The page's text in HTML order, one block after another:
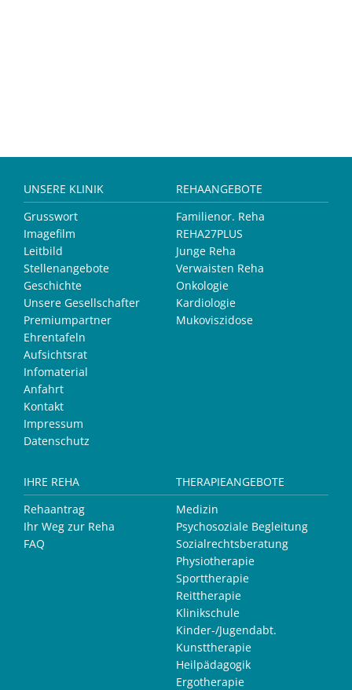
UNSERE KLINIK
Grusswort
Imagefilm
Leitbild
Stellenangebote
Geschichte
Unsere Gesellschafter
Premiumpartner
Ehrentafeln
Aufsichtsrat
Infomaterial
Anfahrt
Kontakt
Impressum
Datenschutz
REHAANGEBOTE
Familienor. Reha
REHA27PLUS
Junge Reha
Verwaisten Reha
Onkologie
Kardiologie
Mukoviszidose
IHRE REHA
Rehaantrag
Ihr Weg zur Reha
FAQ
THERAPIEANGEBOTE
Medizin
Psychosoziale Begleitung
Sozialrechtsberatung
Physiotherapie
Sporttherapie
Reittherapie
Klinikschule
Kinder-/Jugendabt.
Kunsttherapie
Heilpädagogik
Ergotherapie